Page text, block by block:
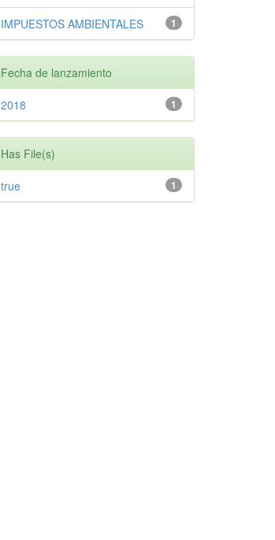
1
IMPUESTOS AMBIENTALES
Fecha de lanzamiento
1
2018
Has File(s)
1
true